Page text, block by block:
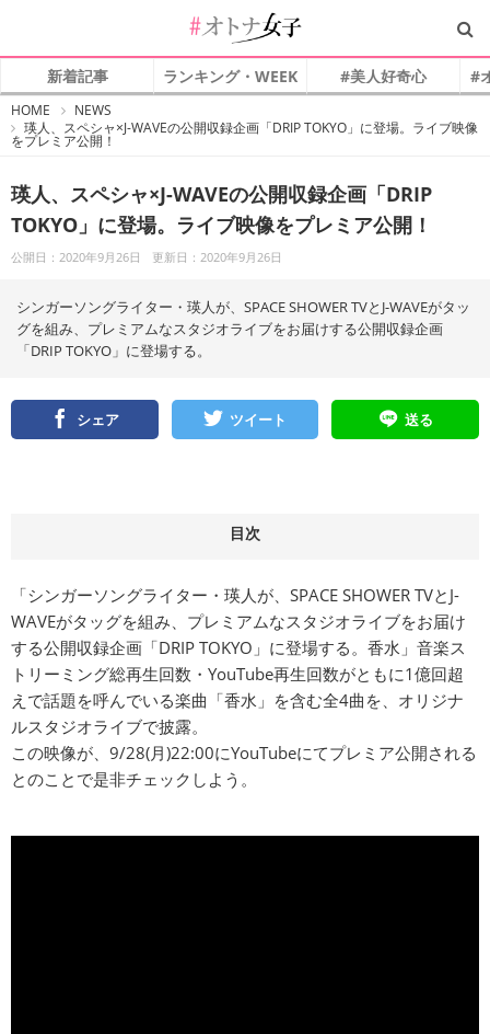
新着記事 ランキング・WEEK #美人好奇心 #
HOME
ト
ナ
NEWS
瑛人、スペシャ×J-WAVEの公開収録企画「DRIP TOKYO」に登場。ライブ映像
をプレミア公開！
瑛人、スペシャ×J-WAVEの公開収録企画「DRIP
TOKYO」に登場。ライブ映像をプレミア公開！
公開日：2020年9月26日 更新日：2020年9月26日
シンガーソングライター・瑛人が、SPACE SHOWER TVとJ-WAVEがタッ
グを組み、プレミアムなスタジオライブをお届けする公開収録企画
「DRIP TOKYO」に登場する。
シェア ツイート 送る
目次
「シンガーソングライター・瑛人が、SPACE SHOWER TVとJ-
WAVEがタッグを組み、プレミアムなスタジオライブをお届け
する公開収録企画「DRIP TOKYO」に登場する。香水」音楽ス
トリーミング総再生回数・YouTube再生回数がともに1億回超
えで話題を呼んでいる楽曲「香水」を含む全4曲を、オリジナ
ルスタジオライブで披露。
この映像が、9/28(月)22:00にYouTubeにてプレミア公開される
とのことで是非チェックしよう。